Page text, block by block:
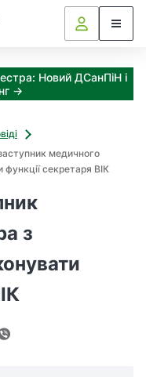
Новий ДСанПіН і
→
медичного
секретаря ВІК
з